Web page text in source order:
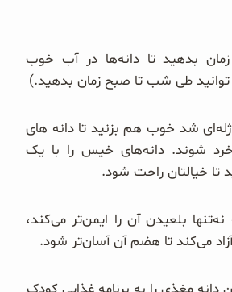
دقیقه زمان بدهید تا دانه‌ها در آب خوب
طی شب تا صبح زمان بدهید.)
ژله‌ای شد خوب هم بزنید تا دانه های
شوند. دانه‌های خیس را با یک
تا خیالتان راحت شود.
بلعیدن آن را ایمن‌تر می‌کند،
می‌کند تا هضم آن آسان‌تر شود.